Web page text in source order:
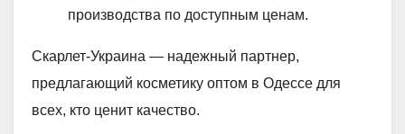
производства по доступным ценам.
Скарлет-Украина — надежный партнер,
предлагающий косметику оптом в Одессе для
всех, кто ценит качество.